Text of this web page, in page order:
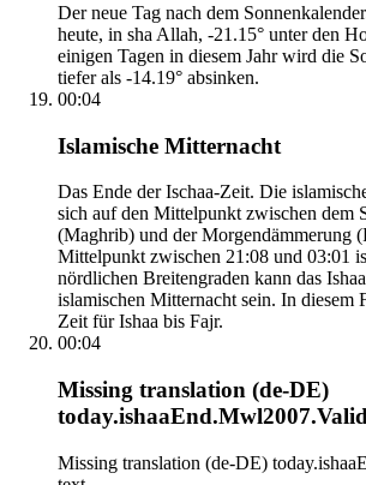
Der neue Tag nach dem
heute, in sha Allah, -21.15° unter den
einigen Tagen in diesem Jahr wird die
tiefer als -14.19° absinken.
00:04
Islamische Mitternacht
Das Ende der Ischaa-Zeit. Die
sich auf den Mittelpunkt zwischen dem
(Maghrib) und der Morgendämmerung
Mittelpunkt zwischen 21:08 und 03:01
nördlichen Breitengraden kann das
islamischen Mitternacht sein. In diesem
Zeit für Ishaa bis Fajr.
00:04
Missing translation (de-DE)
Missing translation (de-DE)